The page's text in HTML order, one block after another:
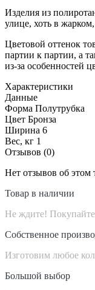
Изделия из
улице, хоть в
Цветовой оттенок
партии к партии, а
из-за особенностей
Характеристики
Данные
Форма Полутрубка
Цвет Бронза
Ширина 6
Вес, кг 1
Отзывов (0)
Нет отзывов об этом
Товар в наличии
Не ждите! Покупайте
Собственное
Изготовим любое
Большой выбор